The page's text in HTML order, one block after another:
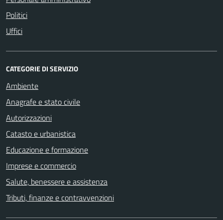
Politici
Uffici
CATEGORIE DI SERVIZIO
Ambiente
Anagrafe e stato civile
Autorizzazioni
Catasto e urbanistica
Educazione e formazione
Imprese e commercio
Salute, benessere e assistenza
Tributi, finanze e contravvenzioni